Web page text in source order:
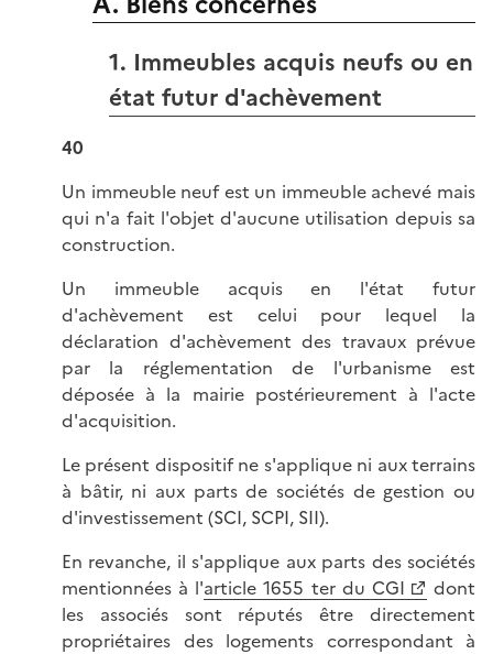
1. Immeubles acquis neufs ou en
état futur d'achèvement
40
Un immeuble neuf est un immeuble achevé mais
qui n'a fait l'objet d'aucune utilisation depuis sa
construction.
Un immeuble acquis en l'état futur
d'achèvement est celui pour lequel la
déclaration d'achèvement des travaux prévue
par la réglementation de l'urbanisme est
déposée à la mairie postérieurement à l'acte
d'acquisition.
Le présent dispositif ne s'applique ni aux terrains
à bâtir, ni aux parts de sociétés de gestion ou
d'investissement (SCI, SCPI, SII).
En revanche, il s'applique aux parts des sociétés
mentionnées à l'article 1655 ter du CGI
dont
les associés sont réputés être directement
propriétaires des logements correspondant à